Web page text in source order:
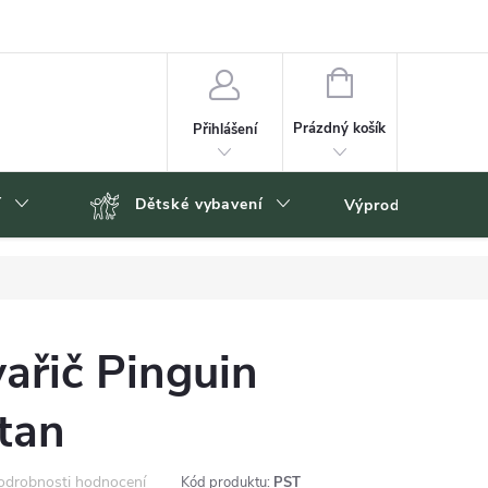
Přihlášení
NÁKUPNÍ
Prázdný košík
Dětské vybavení Výprodej
Pinguin
hodnocení Kód produktu: PST